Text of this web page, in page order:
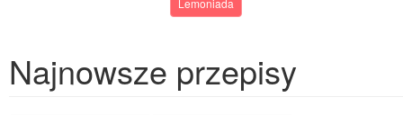
Lemoniada
Najnowsze przepisy